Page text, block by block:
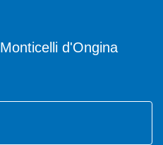
Monticelli d'Ongina